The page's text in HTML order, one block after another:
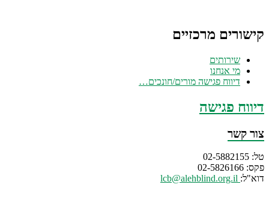
קישורים מרכזיים
שירותים
מי אנחנו
דיווח פגישה מורים/חונכים…
דיווח פגישה
צור קשר
טל: 02-5882155
פקס: 02-5826166
דוא"ל: